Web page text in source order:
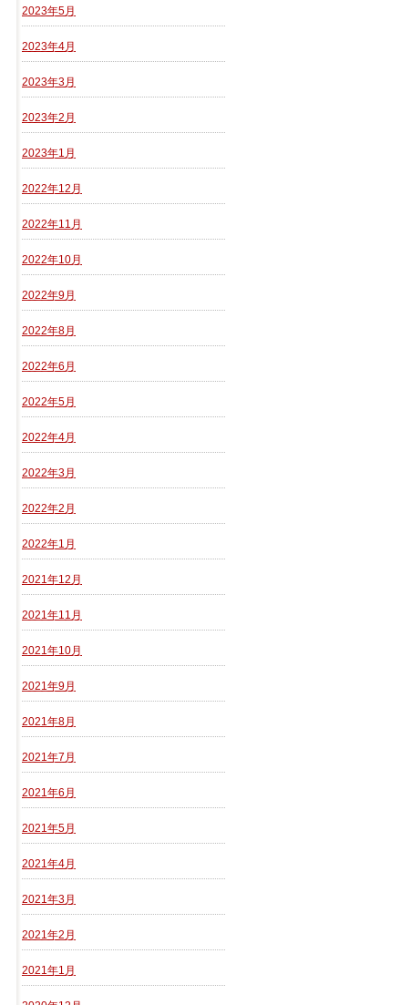
2023年5月
2023年4月
2023年3月
2023年2月
2023年1月
2022年12月
2022年11月
2022年10月
2022年9月
2022年8月
2022年6月
2022年5月
2022年4月
2022年3月
2022年2月
2022年1月
2021年12月
2021年11月
2021年10月
2021年9月
2021年8月
2021年7月
2021年6月
2021年5月
2021年4月
2021年3月
2021年2月
2021年1月